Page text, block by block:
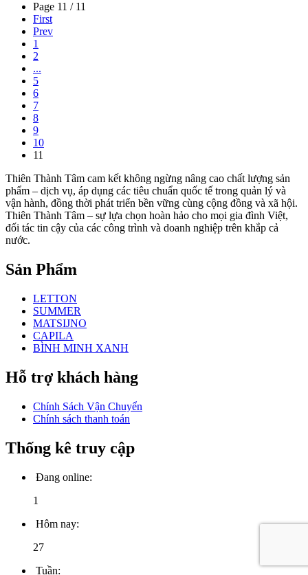
Page 11 / 11
First
Prev
1
2
...
5
6
7
8
9
10
11
Thiên Thành Tâm cam kết không ngừng nâng cao chất lượng sản
phẩm – dịch vụ, áp dụng các tiêu chuẩn quốc tế trong quản lý và
vận hành, đồng thời phát triển bền vững cùng cộng đồng và xã hội.
Thiên Thành Tâm – sự lựa chọn hoàn hảo cho mọi gia đình Việt,
đối tác tin cậy của các công trình và doanh nghiệp trên khắp cả
nước.
Sản Phẩm
LETTON
SUMMER
MATSIJNO
CAPILA
BÌNH MINH XANH
Hỗ trợ khách hàng
Chính Sách Vận Chuyển
Chính sách thanh toán
Thống kê truy cập
Đang online:
1
Hôm nay:
27
Tuần: